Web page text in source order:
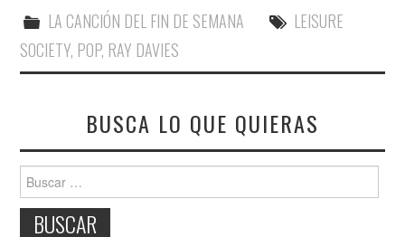
LA CANCIÓN DEL FIN DE SEMANA
LEISURE
SOCIETY, POP, RAY DAVIES
BUSCA LO QUE QUIERAS
Buscar: